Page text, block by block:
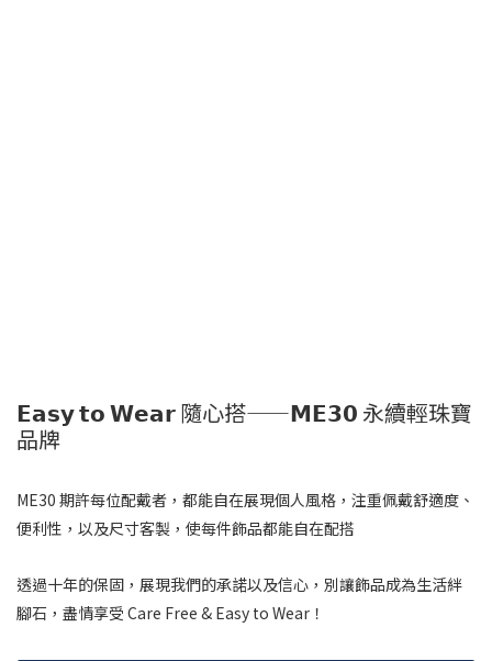
𝗘𝗮𝘀𝘆 𝘁𝗼 𝗪𝗲𝗮𝗿 隨心搭——𝗠𝗘𝟯𝟬 永續輕珠寶
品牌
ME30 期許每位配戴者，都能自在展現個人風格， 注重佩戴舒適度、
便利性，以及尺寸客製，使每件飾品都能自在配搭
透過十年的保固，展現我們的承諾以及信心， 別讓飾品成為生活絆
腳石，盡情享受 Care Free & Easy to Wear！